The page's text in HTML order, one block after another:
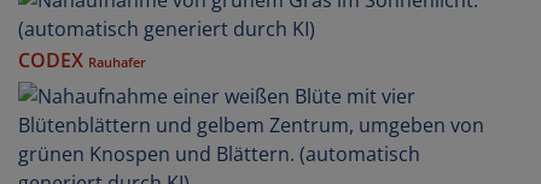
CODEX Rauhafer